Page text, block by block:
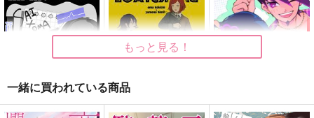
もっと見る！
一緒に買われている商品